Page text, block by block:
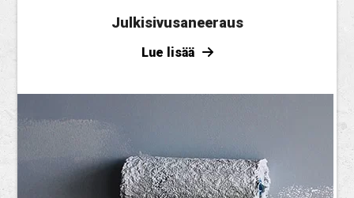
Julkisivusaneeraus
Lue lisää